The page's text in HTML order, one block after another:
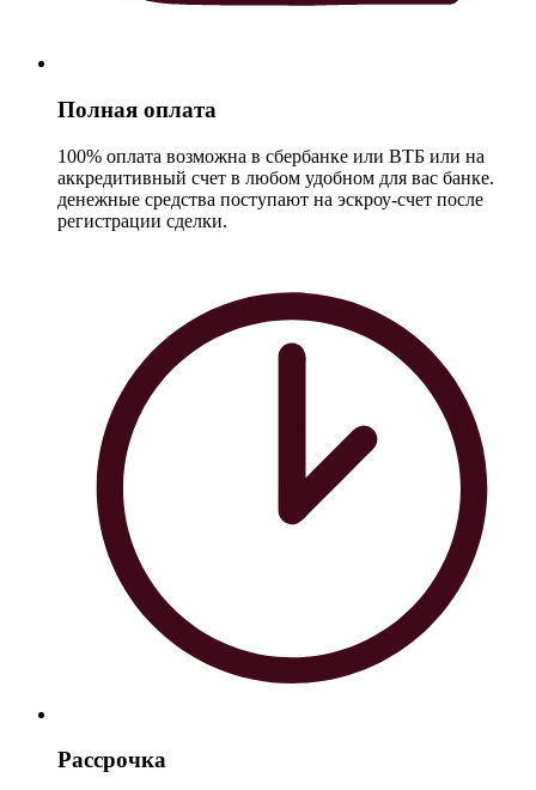
Полная оплата
100% оплата возможна в сбербанке или ВТБ или на
аккредитивный счет в любом удобном для вас банке.
денежные средства поступают на эскроу-счет после
регистрации сделки.
Рассрочка